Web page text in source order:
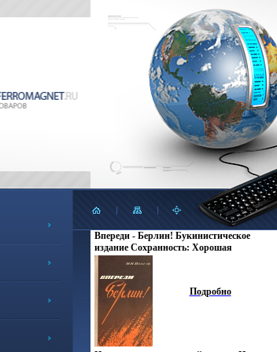
Впереди - Берлин! Букинистическое
издание Сохранность: Хорошая
Издательство: Издательство ДОСААФ
Тираж: 100000 экз Формат: 84x108/32
(~130х205 мм) инфо 10439p.Подробно